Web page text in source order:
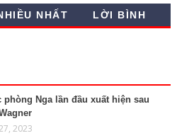
i
l
t
s
A
k
d
n
t
NHẤT LỜI BÌNH
phòng Nga lần đầu xuất hiện sau
2023